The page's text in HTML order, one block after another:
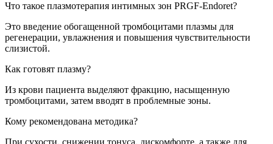
Что такое плазмотерапия интимных зон PRGF-Endoret?
Это введение обогащенной тромбоцитами плазмы для
регенерации, увлажнения и повышения чувствительности
слизистой.
Как готовят плазму?
Из крови пациента выделяют фракцию, насыщенную
тромбоцитами, затем вводят в проблемные зоны.
Кому рекомендована методика?